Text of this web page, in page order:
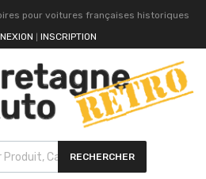
pour voitures françaises historiques
INSCRIPTION
RECHERCHER